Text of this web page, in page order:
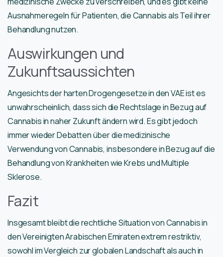
Ausnahmeregeln für Patienten, die Cannabis als Teil ihrer
Behandlung nutzen.
Auswirkungen und
Zukunftsaussichten
Angesichts der harten Drogengesetze in den VAE ist es
unwahrscheinlich, dass sich die Rechtslage in Bezug auf
Cannabis in naher Zukunft ändern wird. Es gibt jedoch
immer wieder Debatten über die medizinische
Verwendung von Cannabis, insbesondere in Bezug auf die
Behandlung von Krankheiten wie Krebs und Multiple
Sklerose.
Fazit
Insgesamt bleibt die rechtliche Situation von Cannabis in
den Vereinigten Arabischen Emiraten extrem restriktiv,
sowohl im Vergleich zur globalen Landschaft als auch in